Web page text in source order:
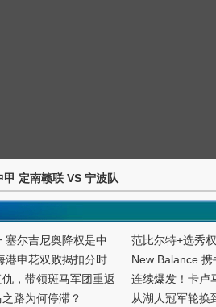
定南赣联 VS 宁波队
塞尔吉尼奥降权是中
港申花双败揭扣分时
，带领斑马军团重返
路为何停滞？
范比尔特+选秀
New Balance
连续爆发！卡卢
从湖人冠军轮换